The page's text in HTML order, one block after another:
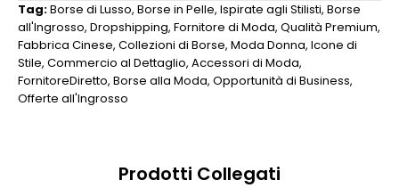
Tag:Borse di Lusso, Borse in Pelle, Ispirate agli Stilisti, Borse
all'Ingrosso, Dropshipping, Fornitore di Moda, Qualità Premium,
Fabbrica Cinese, Collezioni di Borse, Moda Donna, Icone di
Stile, Commercio al Dettaglio, Accessori di Moda,
FornitoreDiretto, Borse alla Moda, Opportunità di Business,
Offerte all'Ingrosso
Prodotti Collegati